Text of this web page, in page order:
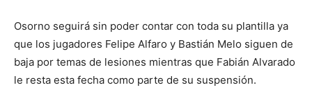
Osorno seguirá sin poder contar con toda su plantilla ya
que los jugadores Felipe Alfaro y Bastián Melo siguen de
baja por temas de lesiones mientras que Fabián Alvarado
le resta esta fecha como parte de su suspensión.